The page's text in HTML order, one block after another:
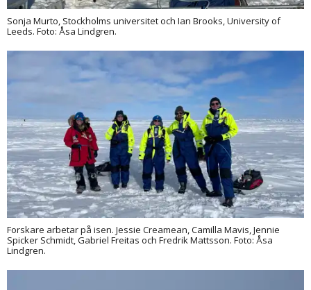
Sonja Murto, Stockholms universitet och Ian Brooks, University of
Leeds. Foto: Åsa Lindgren.
Forskare arbetar på isen. Jessie Creamean, Camilla Mavis, Jennie
Spicker Schmidt, Gabriel Freitas och Fredrik Mattsson. Foto: Åsa
Lindgren.